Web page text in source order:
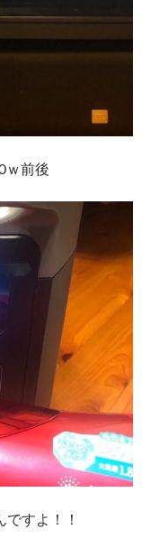
ｗ前後
ですよ！！